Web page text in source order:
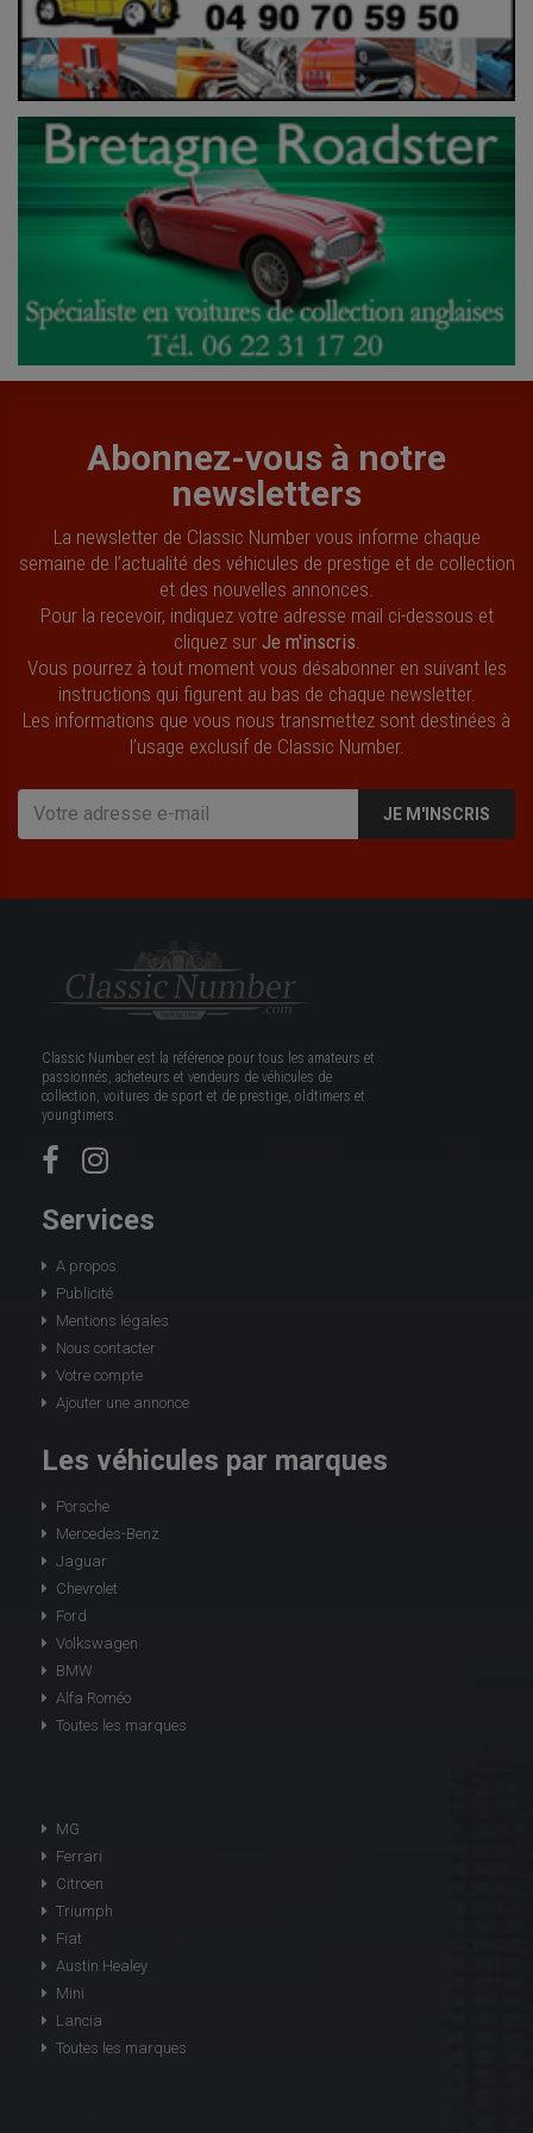
Abonnez-vous à notre
newsletters
La newsletter de Classic Number vous informe chaque
semaine de l’actualité des véhicules de prestige et de collection
et des nouvelles annonces.
Pour la recevoir, indiquez votre adresse mail ci-dessous et
cliquez sur Je m'inscris
Vous pourrez à tout moment vous désabonner en suivant les
instructions qui figurent au bas de chaque newsletter.
Les informations que vous nous transmettez sont destinées à
l’usage exclusif de Classic Number.
JE M'INSCRIS
Classic Number est la référence pour tous les amateurs et
passionnés, acheteurs et vendeurs de véhicules de
collection, voitures de sport et de prestige, oldtimers et
youngtimers.
Services
A propos
Publicité
Mentions légales
Nous contacter
Votre compte
Ajouter une annonce
Les véhicules par marques
Porsche
Mercedes-Benz
Jaguar
Chevrolet
Ford
Volkswagen
BMW
Alfa Roméo
Toutes les marques
MG
Ferrari
Citroen
Triumph
Fiat
Austin Healey
Mini
Lancia
Toutes les marques